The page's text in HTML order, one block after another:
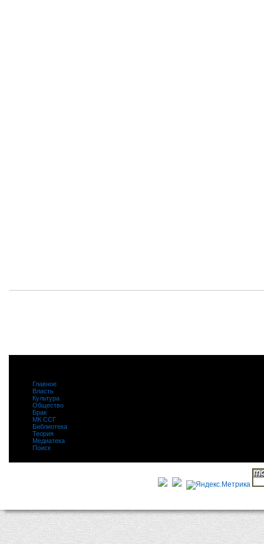
Главное
Власть
Культура
Общество
Брак
МК ССГ
Библиотека
Теория
Медиатека
Поиск